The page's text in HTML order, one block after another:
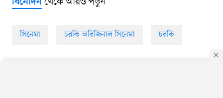
বিনোদন
সিনেমা চরকি অরিজিনাল সিনেমা চরকি